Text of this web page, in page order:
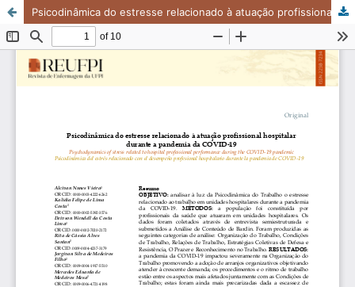
Psicodinâmica do estresse relacionado à atuação profissional hospitalar durante a pandemia da COVID-19